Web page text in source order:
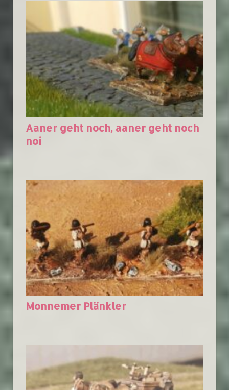
Aaner geht noch, aaner geht noch
noi
Monnemer Plänkler